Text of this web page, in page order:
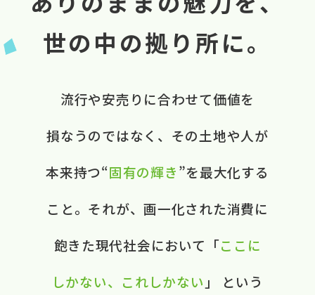
世の中の拠り所に。
流行や​安売りに​合わせて​価値を​
損なうのではなく、​ ​その​土地や​人が​
本来​持つ“固有の​輝き”を​最大化する​
こと。​ それが、​画一化された​消費に​
飽きた​現代社会に​おいて​ ​「ここに​
しかない、​これしかない 」 と​いう​